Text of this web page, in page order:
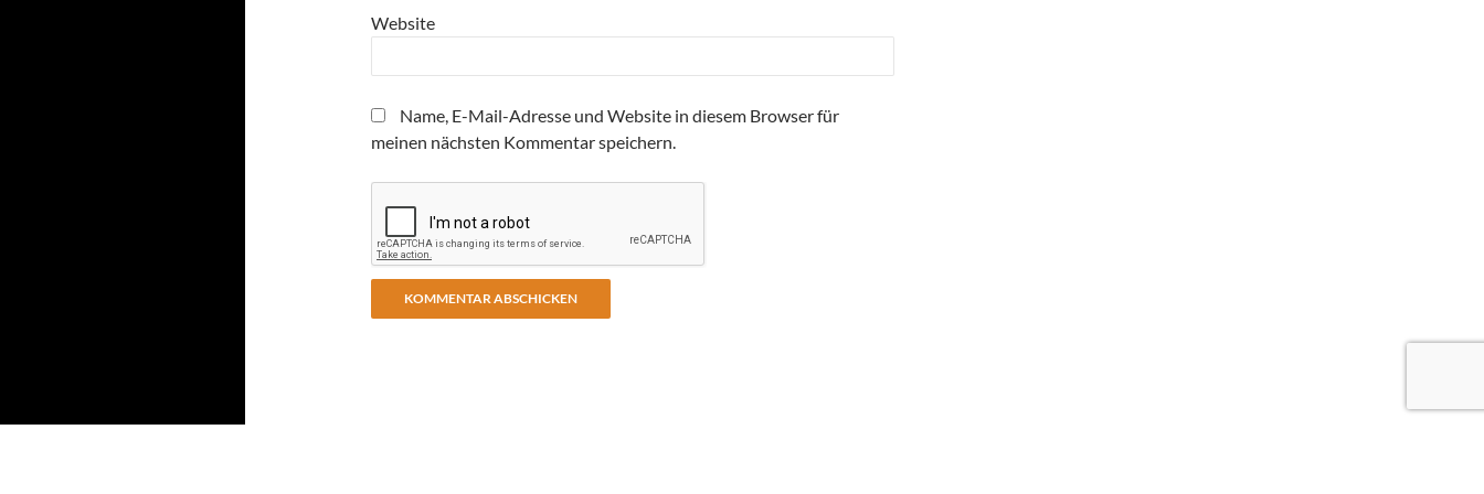
Website
Name, E-Mail-Adresse und Website in diesem Browser für
meinen nächsten Kommentar speichern.